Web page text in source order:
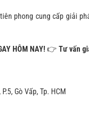
phong cung cấp giải
HÔM NAY! 👉 Tư vấn
Gò Vấp, Tp. HCM